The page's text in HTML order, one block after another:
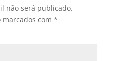
não será publicado.
marcados com *